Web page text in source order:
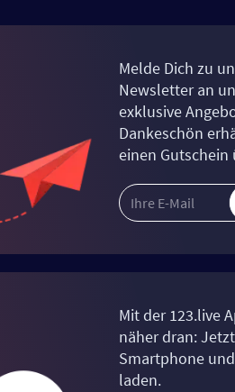
Melde Dich zu
Newsletter an
exklusive
Dankeschön
einen Gutschein
Mit der 123.live
näher dran:
Smartphone
laden.